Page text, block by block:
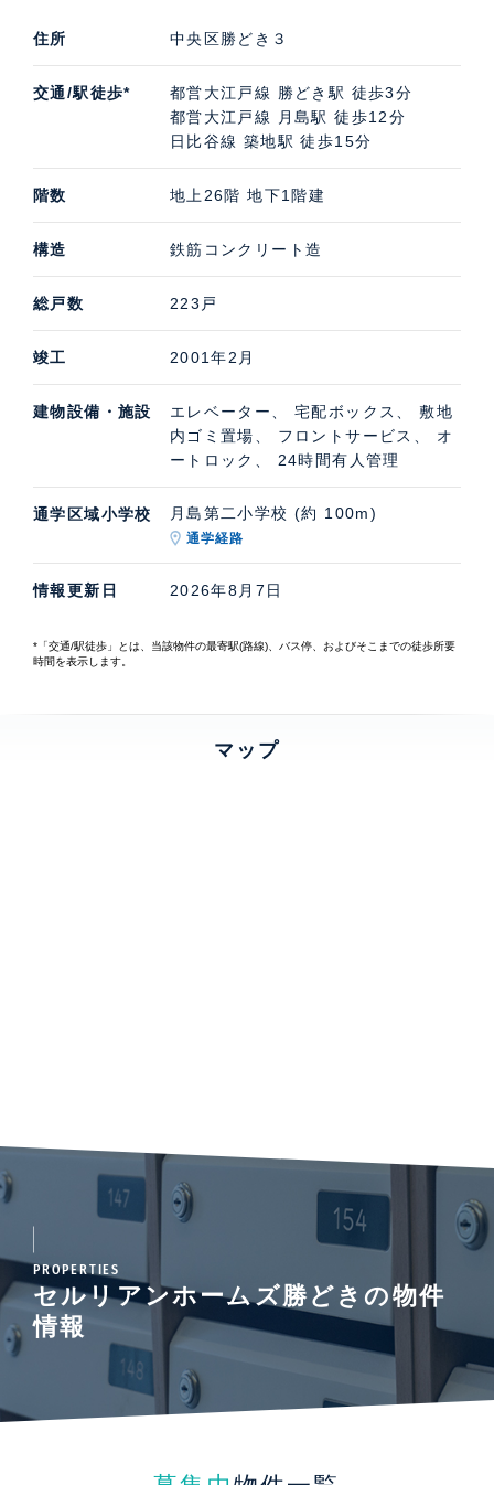
住所 中央区勝どき３
交通/駅徒歩*
都営大江戸線 勝どき駅 徒歩3分
都営大江戸線 月島駅 徒歩12分
日比谷線 築地駅 徒歩15分
階数 地上26階 地下1階建
構造 鉄筋コンクリート造
総戸数 223戸
竣工 2001年2月
建物設備・施設
エレベーター、 宅配ボックス、 敷地
内ゴミ置場、 フロントサービス、 オ
ートロック、 24時間有人管理
通学区域小学校 月島第二小学校 (約 100m)
通学経路
情報更新日 2026年8月7日
*「交通/駅徒歩」とは、当該物件の最寄駅(路線)、バス停、およびそこまでの徒歩所要
時間を表示します。
マップ
PROPERTIES
セルリアンホームズ勝どきの物件
情報